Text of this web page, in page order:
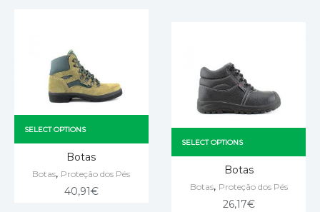
SELECT OPTIONS
Botas
Botas, Proteção dos Pés
40,91€
SELECT OPTIONS
Botas
Botas, Proteção dos Pés
26,17€